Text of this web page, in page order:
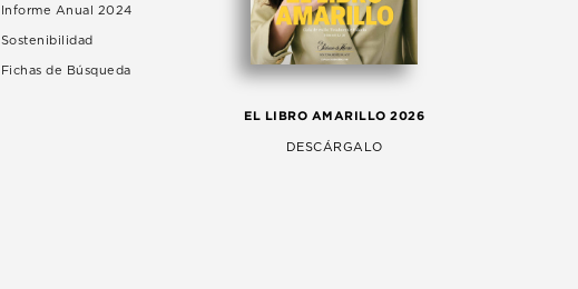
Informe Anual 2024
Sostenibilidad
Fichas de Búsqueda
EL LIBRO AMARILLO 2026
DESCÁRGALO